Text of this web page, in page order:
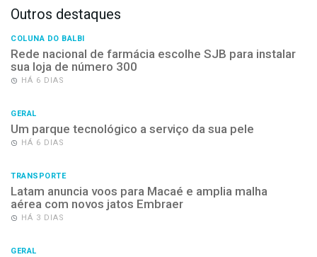
Outros destaques
COLUNA DO BALBI
Rede nacional de farmácia escolhe SJB para instalar
sua loja de número 300
HÁ 6 DIAS
GERAL
Um parque tecnológico a serviço da sua pele
HÁ 6 DIAS
TRANSPORTE
Latam anuncia voos para Macaé e amplia malha
aérea com novos jatos Embraer
HÁ 3 DIAS
GERAL